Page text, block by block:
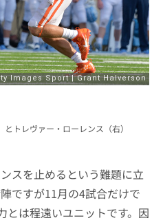
トレヴァー・ローレンス（右）
スを止めるという難題に立
ですが11月の4試合だけで
とは程遠いユニットです。因